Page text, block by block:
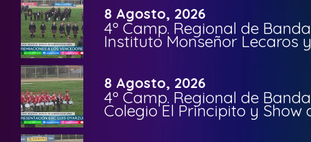
8 Agosto, 2026
4º Camp. Regional de
Instituto Monseñor Lecaros
8 Agosto, 2026
4º Camp. Regional de
Colegio El Principito y Show